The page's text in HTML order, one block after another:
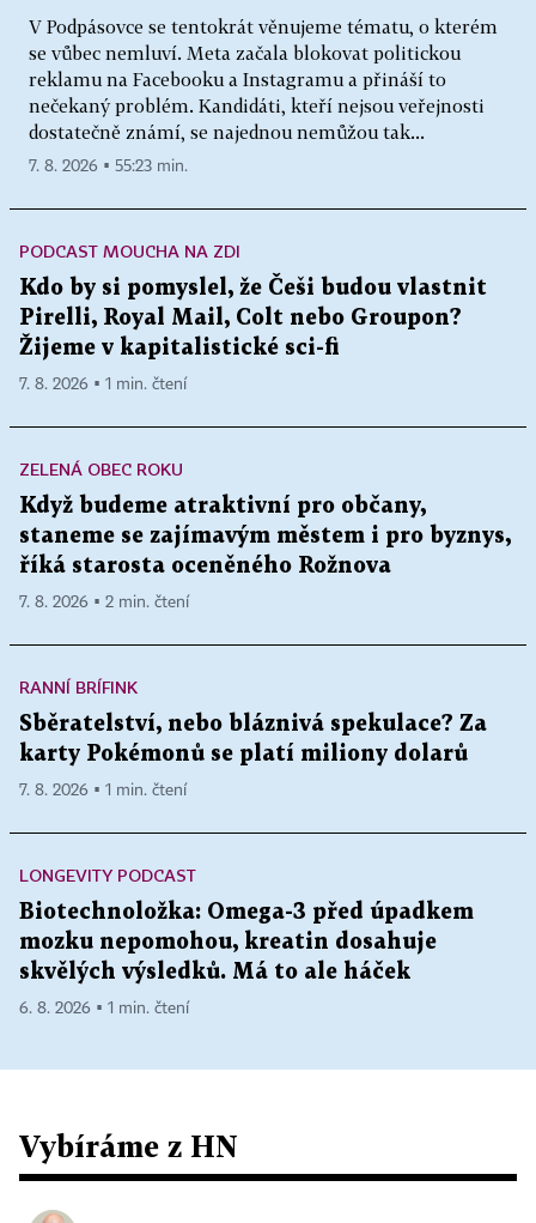
V Podpásovce se tentokrát věnujeme tématu, o kterém
se vůbec nemluví. Meta začala blokovat politickou
reklamu na Facebooku a Instagramu a přináší to
nečekaný problém. Kandidáti, kteří nejsou veřejnosti
dostatečně známí, se najednou nemůžou tak...
7. 8. 2026 ▪ 55:23 min.
PODCAST MOUCHA NA ZDI
Kdo by si pomyslel, že Češi budou vlastnit
Pirelli, Royal Mail, Colt nebo Groupon?
Žijeme v kapitalistické sci-fi
7. 8. 2026 ▪ 1 min. čtení
ZELENÁ OBEC ROKU
Když budeme atraktivní pro občany,
staneme se zajímavým městem i pro byznys,
říká starosta oceněného Rožnova
7. 8. 2026 ▪ 2 min. čtení
RANNÍ BRÍFINK
Sběratelství, nebo bláznivá spekulace? Za
karty Pokémonů se platí miliony dolarů
7. 8. 2026 ▪ 1 min. čtení
LONGEVITY PODCAST
Biotechnoložka: Omega-3 před úpadkem
mozku nepomohou, kreatin dosahuje
skvělých výsledků. Má to ale háček
6. 8. 2026 ▪ 1 min. čtení
Vybíráme z HN